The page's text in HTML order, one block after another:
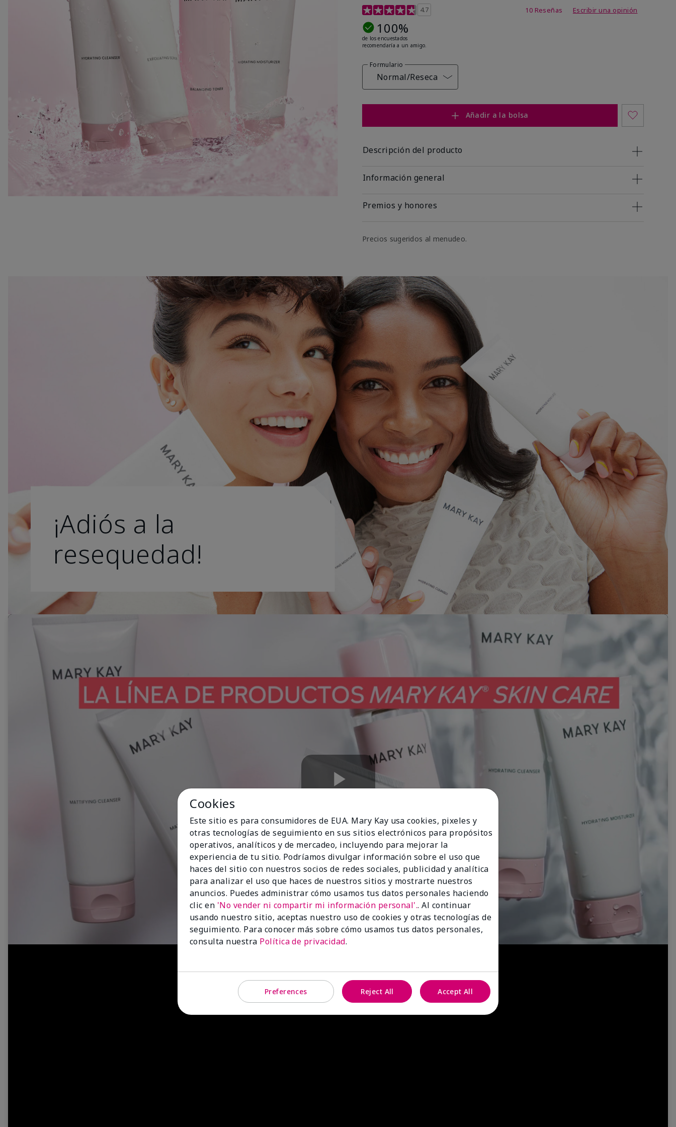
Calificación de clientes de 5 de 5
4.7 10 Reseñas Escribir una opinión
100%
de los encuestados
recomendaría a un amigo.
Formulario
Normal/Reseca
Añadir a la bolsa
Descripción del producto
Información general
Premios y honores
Precios sugeridos al menudeo.
¡Adiós a la
resequedad!
Video
Cookies
Este sitio es para consumidores de EUA. Mary Kay usa cookies, pixeles y
otras tecnologías de seguimiento en sus sitios electrónicos para propósitos
operativos, analíticos y de mercadeo, incluyendo para mejorar la
experiencia de tu sitio. Podríamos divulgar información sobre el uso que
haces del sitio con nuestros socios de redes sociales, publicidad y analítica
para analizar el uso que haces de nuestros sitios y mostrarte nuestros
anuncios. Puedes administrar cómo usamos tus datos personales haciendo
clic en 'No vender ni compartir mi información personal'.. Al continuar
usando nuestro sitio, aceptas nuestro uso de cookies y otras tecnologías de
seguimiento. Para conocer más sobre cómo usamos tus datos personales,
consulta nuestra Política de privacidad.
Preferences Reject All Accept All